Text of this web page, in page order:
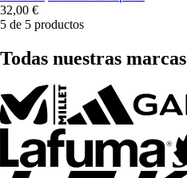
32,00 €
5 de 5 productos
Todas nuestras marcas